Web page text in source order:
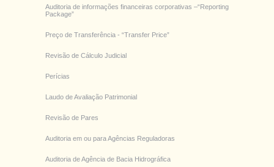
Auditoria de informações financeiras corporativas –“Reporting
Package”
Preço de Transferência - “Transfer Price”
Revisão de Cálculo Judicial
Perícias
Laudo de Avaliação Patrimonial
Revisão de Pares
Auditoria em ou para Agências Reguladoras
Auditoria de Agência de Bacia Hidrográfica